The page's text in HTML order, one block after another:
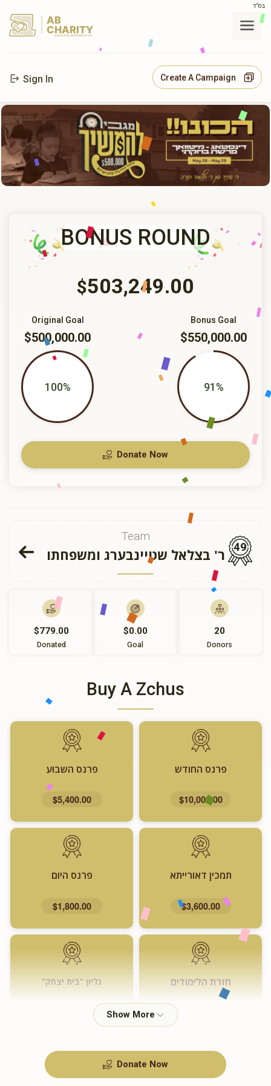
בס"ד
AB
CHARITY
powerd by ahblicklive.com
Sign In Create A Campaign
BONUS ROUND
$503,249.00
Bonus Goal
$550,000.00
91%
Original Goal
$500,000.00
100%
Donate Now
Team
ר' בצלאל שטיינבערג ומשפחתו 49
$779.00
Donated
$0.00
Goal
20
Donors
Buy A Zchus
פרנס החודש
$10,000.00
פרנס השבוע
$5,400.00
תמכין דאורייתא
$3,600.00
פרנס היום
$1,800.00
חזרת הלימודים גליון "בית יצחק"
Donate Now